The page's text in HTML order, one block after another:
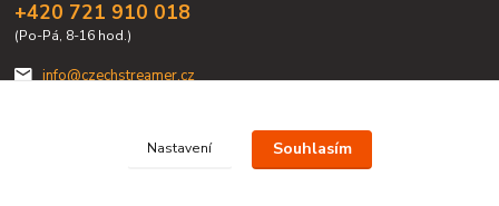
+420 721 910 018
(Po-Pá, 8-16 hod.)
info@czechstreamer.cz
Nastavení Souhlasím